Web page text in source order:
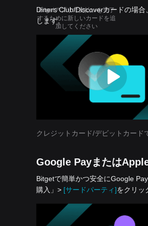
Bitgetアプリで支払いを完了
するために新しいカードを追
加してください
Diners Club/Discoverカードの場
します。
クレジットカード/デビットカード
Google Payまたは
Bitgetで簡単かつ安全にGoogle
購入」> [サードパーティ]をクリッ